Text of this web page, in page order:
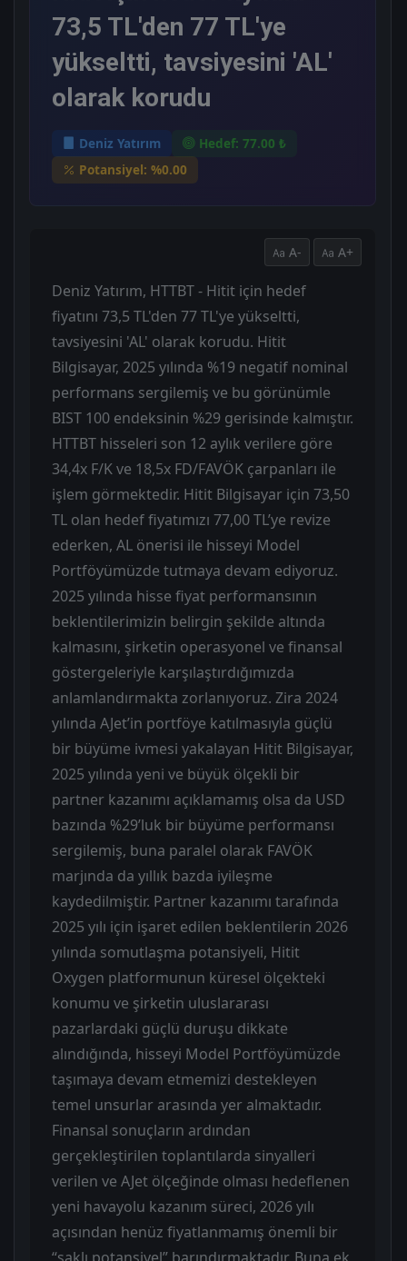
73,5 TL'den 77 TL'ye
yükseltti, tavsiyesini 'AL'
olarak korudu
Deniz Yatırım
Hedef: 77.00 ₺
Potansiyel: %0.00
A- A+
Deniz Yatırım, HTTBT - Hitit için hedef
fiyatını 73,5 TL'den 77 TL'ye yükseltti,
tavsiyesini 'AL' olarak korudu. Hitit
Bilgisayar, 2025 yılında %19 negatif nominal
performans sergilemiş ve bu görünümle
BIST 100 endeksinin %29 gerisinde kalmıştır.
HTTBT hisseleri son 12 aylık verilere göre
34,4x F/K ve 18,5x FD/FAVÖK çarpanları ile
işlem görmektedir. Hitit Bilgisayar için 73,50
TL olan hedef fiyatımızı 77,00 TL’ye revize
ederken, AL önerisi ile hisseyi Model
Portföyümüzde tutmaya devam ediyoruz.
2025 yılında hisse fiyat performansının
beklentilerimizin belirgin şekilde altında
kalmasını, şirketin operasyonel ve finansal
göstergeleriyle karşılaştırdığımızda
anlamlandırmakta zorlanıyoruz. Zira 2024
yılında AJet’in portföye katılmasıyla güçlü
bir büyüme ivmesi yakalayan Hitit Bilgisayar,
2025 yılında yeni ve büyük ölçekli bir
partner kazanımı açıklamamış olsa da USD
bazında %29’luk bir büyüme performansı
sergilemiş, buna paralel olarak FAVÖK
marjında da yıllık bazda iyileşme
kaydedilmiştir. Partner kazanımı tarafında
2025 yılı için işaret edilen beklentilerin 2026
yılında somutlaşma potansiyeli, Hitit
Oxygen platformunun küresel ölçekteki
konumu ve şirketin uluslararası
pazarlardaki güçlü duruşu dikkate
alındığında, hisseyi Model Portföyümüzde
taşımaya devam etmemizi destekleyen
temel unsurlar arasında yer almaktadır.
Finansal sonuçların ardından
gerçekleştirilen toplantılarda sinyalleri
verilen ve AJet ölçeğinde olması hedeflenen
yeni havayolu kazanım süreci, 2026 yılı
açısından henüz fiyatlanmamış önemli bir